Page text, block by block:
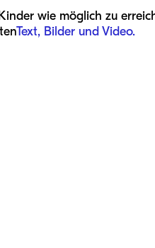
wie möglich zu
Text, Bilder und Video.